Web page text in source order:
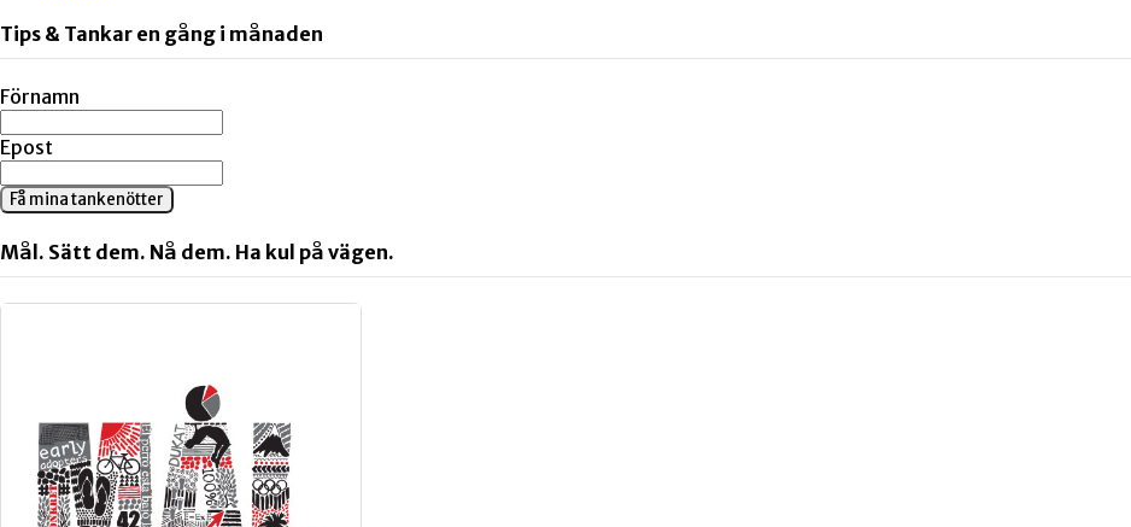
Tips & Tankar en gång i månaden
Förnamn
Epost
Få mina tankenötter
Mål. Sätt dem. Nå dem. Ha kul på vägen.